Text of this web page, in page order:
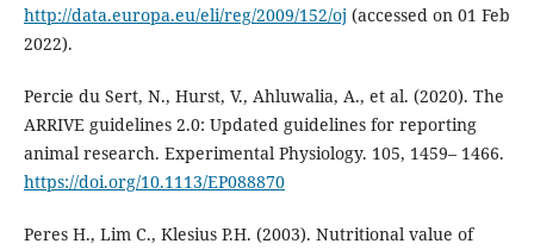
http://data.europa.eu/eli/reg/2009/152/oj (accessed on 01 Feb
2022).
Percie du Sert, N., Hurst, V., Ahluwalia, A., et al. (2020). The
ARRIVE guidelines 2.0: Updated guidelines for reporting
animal research. Experimental Physiology. 105, 1459– 1466.
https://doi.org/10.1113/EP088870
Peres H., Lim C., Klesius P.H. (2003). Nutritional value of